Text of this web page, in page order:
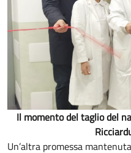
Il momento del taglio del
Un’altra promessa